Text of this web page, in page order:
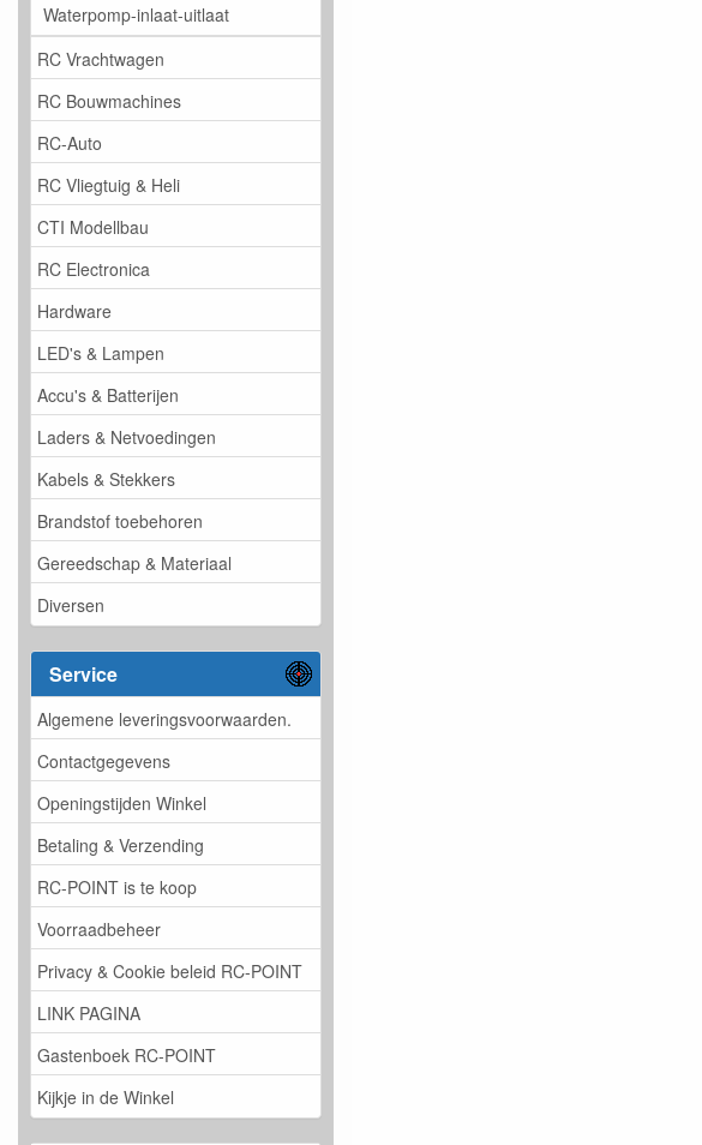
Waterpomp-inlaat-uitlaat
RC Vrachtwagen
RC Bouwmachines
RC-Auto
RC Vliegtuig & Heli
CTI Modellbau
RC Electronica
Hardware
LED's & Lampen
Accu's & Batterijen
Laders & Netvoedingen
Kabels & Stekkers
Brandstof toebehoren
Gereedschap & Materiaal
Diversen
Service
Algemene leveringsvoorwaarden.
Contactgegevens
Openingstijden Winkel
Betaling & Verzending
RC-POINT is te koop
Voorraadbeheer
Privacy & Cookie beleid RC-POINT
LINK PAGINA
Gastenboek RC-POINT
Kijkje in de Winkel